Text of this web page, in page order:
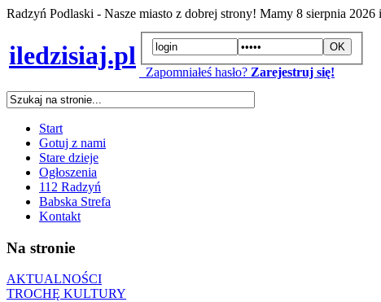
Radzyń Podlaski - Nasze miasto z dobrej strony! Mamy 8 sierpnia 2026
iledzisiaj.pl
Zapomniałeś hasło? Zarejestruj się!
Start
Gotuj z nami
Stare dzieje
Ogłoszenia
112 Radzyń
Babska Strefa
Kontakt
Na stronie
AKTUALNOŚCI
TROCHĘ KULTURY